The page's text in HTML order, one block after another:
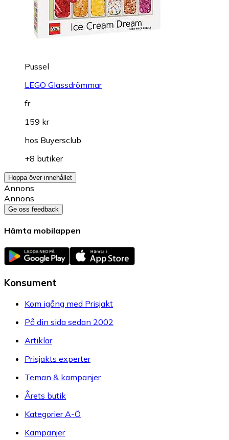
Pussel
LEGO Glassdrömmar
fr.
159 kr
hos Buyersclub
+8 butiker
Hoppa över innehållet
Annons
Annons
Ge oss feedback
Hämta mobilappen
Konsument
Kom igång med Prisjakt
På din sida sedan 2002
Artiklar
Prisjakts experter
Teman & kampanjer
Årets butik
Kategorier A-Ö
Kampanjer